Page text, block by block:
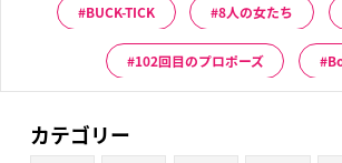
BUCK-TICK 8人の女たち
102回目のプロポーズ
カテゴリー